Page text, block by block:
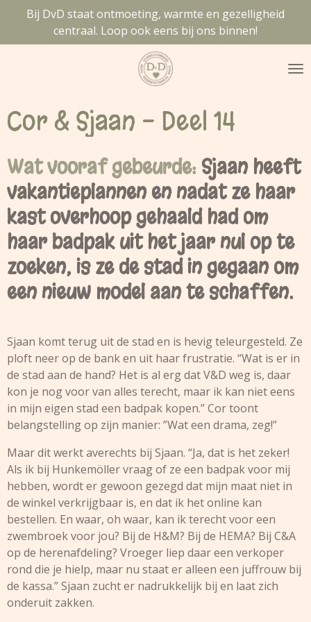
naar
Bij DvD staat ontmoeting, warmte en gezelligheid
centraal. Loop ook eens bij ons binnen!
Cor & Sjaan - Deel 14
Wat vooraf gebeurde: Sjaan heeft
vakantieplannen en nadat ze haar
kast overhoop gehaald had om
haar badpak uit het jaar nul op te
zoeken, is ze de stad in gegaan om
een nieuw model aan te schaffen.
Sjaan komt terug uit de stad en is hevig teleurgesteld. Ze
ploft neer op de bank en uit haar frustratie. “Wat is er in
de stad aan de hand? Het is al erg dat V&D weg is, daar
kon je nog voor van alles terecht, maar ik kan niet eens
in mijn eigen stad een badpak kopen.” Cor toont
belangstelling op zijn manier: ”Wat een drama, zeg!”
Maar dit werkt averechts bij Sjaan. “Ja, dat is het zeker!
Als ik bij Hunkemöller vraag of ze een badpak voor mij
hebben, wordt er gewoon gezegd dat mijn maat niet in
de winkel verkrijgbaar is, en dat ik het online kan
bestellen. En waar, oh waar, kan ik terecht voor een
zwembroek voor jou? Bij de H&M? Bij de HEMA? Bij C&A
op de herenafdeling? Vroeger liep daar een verkoper
rond die je hielp, maar nu staat er alleen een juffrouw bij
de kassa.” Sjaan zucht er nadrukkelijk bij en laat zich
onderuit zakken.